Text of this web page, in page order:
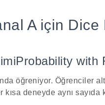
A için Dice
with
öğreniyor. Öğrenciler
kısa deneyde aynı